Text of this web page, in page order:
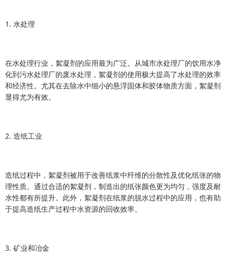
1. 水处理
在水处理行业，絮凝剂的应用最为广泛。从城市水处理厂的饮用水净
化到污水处理厂的废水处理，絮凝剂的使用极大提高了水处理的效率
和经济性。尤其在去除水中细小的悬浮固体和胶体物质方面，絮凝剂
显得尤为有效。
2. 造纸工业
造纸过程中，絮凝剂被用于改善纸浆中纤维的分散性及优化纸张的物
理性质。通过合适的絮凝剂，制造出的纸张颜色更为均匀，强度及耐
水性都有所提升。此外，絮凝剂在纸浆的脱水过程中的应用，也有助
于提高造纸生产过程中水资源的回收效率。
3. 矿业和冶金